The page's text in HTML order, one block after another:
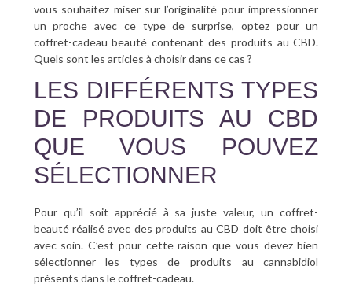
vous souhaitez miser sur l’originalité pour impressionner
un proche avec ce type de surprise, optez pour un
coffret-cadeau beauté contenant des produits au CBD.
Quels sont les articles à choisir dans ce cas ?
LES DIFFÉRENTS TYPES
DE PRODUITS AU CBD
QUE VOUS POUVEZ
SÉLECTIONNER
Pour qu’il soit apprécié à sa juste valeur, un coffret-
beauté réalisé avec des produits au CBD doit être choisi
avec soin. C’est pour cette raison que vous devez bien
sélectionner les types de produits au cannabidiol
présents dans le coffret-cadeau.